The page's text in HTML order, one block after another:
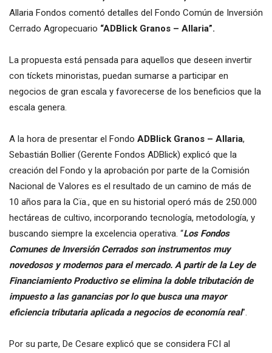
Allaria Fondos comentó detalles del Fondo Común de Inversión
Cerrado Agropecuario “ADBlick Granos – Allaria”.
La propuesta está pensada para aquellos que deseen invertir
con tíckets minoristas, puedan sumarse a participar en
negocios de gran escala y favorecerse de los beneficios que la
escala genera.
A la hora de presentar el Fondo ADBlick Granos – Allaria,
Sebastián Bollier (Gerente Fondos ADBlick) explicó que la
creación del Fondo y la aprobación por parte de la Comisión
Nacional de Valores es el resultado de un camino de más de
10 años para la Cïa., que en su historial operó más de 250.000
hectáreas de cultivo, incorporando tecnología, metodología, y
buscando siempre la excelencia operativa. “Los Fondos
Comunes de Inversión Cerrados son instrumentos muy
novedosos y modernos para el mercado. A partir de la Ley de
Financiamiento Productivo se elimina la doble tributación de
impuesto a las ganancias por lo que busca una mayor
eficiencia tributaria aplicada a negocios de economía real”.
Por su parte, De Cesare explicó que se considera FCI al